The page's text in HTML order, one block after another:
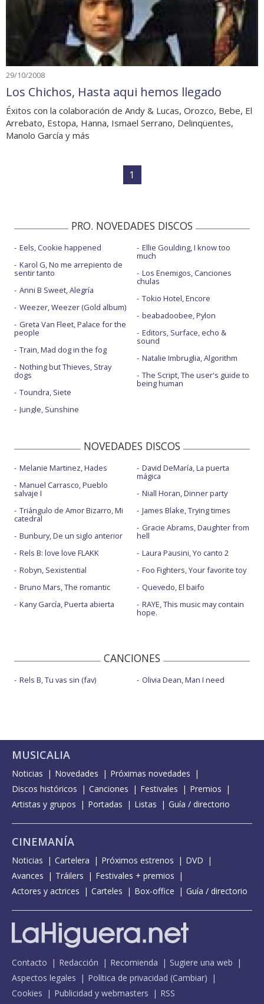
29/10/2008
Los Chichos, Hasta aqui hemos llegado
Éxitos con la colaboración de Andy & Lucas, Orozco, Bebe, El
Arrebato, Estopa, Hanna, Ismael Serrano, Delinqüentes,
Manolo García y más
1
PRO. NOVEDADES DISCOS
Eels, Cookie happened
Karol G, No me arrepiento de
sentir tanto
Anni B Sweet, Alegría
Weezer, Weezer (Gold album)
Greta Van Fleet, Palace for the
people
Train, Mad dog in the fog
Nothing but Thieves, Stray
dogs
Toundra, Siete
Jungle, Sunshine
Ellie Goulding, I know too
much
Los Enemigos, Canciones
chulas
Tokio Hotel, Encore
beabadoobee, Pylon
Editors, Surface, echo &
sound
Natalie Imbruglia, Algorithm
The Script, The user's guide to
being human
NOVEDADES DISCOS
Melanie Martinez, Hades
Manuel Carrasco, Pueblo
salvaje I
Triángulo de Amor Bizarro, Mi
catedral
Bunbury, De un siglo anterior
Rels B: love love FLAKK
Robyn, Sexistential
Bruno Mars, The romantic
Kany García, Puerta abierta
David DeMaría, La puerta
mágica
Niall Horan, Dinner party
James Blake, Trying times
Gracie Abrams, Daughter from
hell
Laura Pausini, Yo canto 2
Foo Fighters, Your favorite toy
Quevedo, El baifo
RAYE, This music may contain
hope.
CANCIONES
Rels B, Tu vas sin (fav) Olivia Dean, Man I need
MUSICALIA
Noticias Novedades
Próximas novedades
Discos históricos
Canciones Festivales
Premios
Artistas y grupos
Portadas Listas Guía / directorio
CINEMANÍA
Noticias Cartelera Próximos estrenos
DVD
Avances
Tráilers
Festivales + premios
Actores y actrices
Carteles Box-office Guía / directorio
Contacto Redacción Recomienda
Sugiere una web
Aspectos legales
Política de privacidad (Cambiar)
Cookies
Publicidad y webmasters RSS